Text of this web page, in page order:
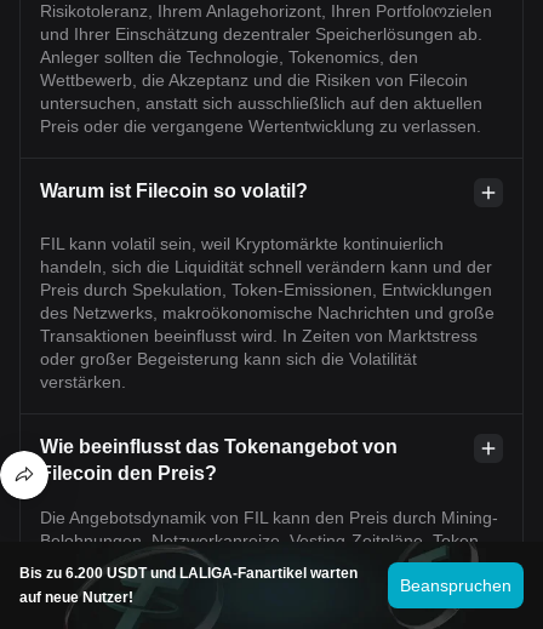
Risikotoleranz, Ihrem Anlagehorizont, Ihren Portfolიოzielen
und Ihrer Einschätzung dezentraler Speicherlösungen ab.
Anleger sollten die Technologie, Tokenomics, den
Wettbewerb, die Akzeptanz und die Risiken von Filecoin
untersuchen, anstatt sich ausschließlich auf den aktuellen
Preis oder die vergangene Wertentwicklung zu verlassen.
Warum ist Filecoin so volatil?
FIL kann volatil sein, weil Kryptomärkte kontinuierlich
handeln, sich die Liquidität schnell verändern kann und der
Preis durch Spekulation, Token-Emissionen, Entwicklungen
des Netzwerks, makroökonomische Nachrichten und große
Transaktionen beeinflusst wird. In Zeiten von Marktstress
oder großer Begeisterung kann sich die Volatilität
verstärken.
Wie beeinflusst das Tokenangebot von
Filecoin den Preis?
Die Angebotsdynamik von FIL kann den Preis durch Mining-
Belohnungen, Netzwerkanreize, Vesting-Zeitpläne, Token-
Burns und Veränderungen des Umlaufangebots
beeinflussen. Wenn das neue Angebot schneller wächst als
die Nachfrage, kann dies Abwärtsdruck erzeugen; wenn die
Bis zu 6.200 USDT und LALIGA-Fanartikel warten
auf neue Nutzer!
Beanspruchen